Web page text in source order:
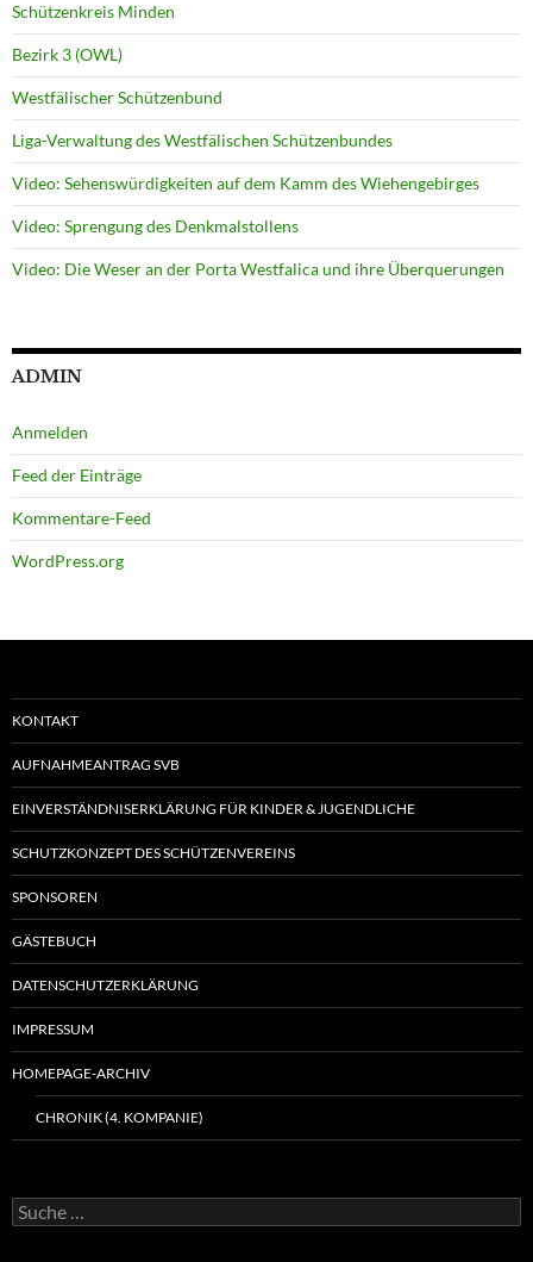
Schützenkreis Minden
Bezirk 3 (OWL)
Westfälischer Schützenbund
Liga-Verwaltung des Westfälischen Schützenbundes
Video: Sehenswürdigkeiten auf dem Kamm des Wiehengebirges
Video: Sprengung des Denkmalstollens
Video: Die Weser an der Porta Westfalica und ihre Überquerungen
ADMIN
Anmelden
Feed der Einträge
Kommentare-Feed
WordPress.org
KONTAKT
AUFNAHMEANTRAG SVB
EINVERSTÄNDNISERKLÄRUNG FÜR KINDER & JUGENDLICHE
SCHUTZKONZEPT DES SCHÜTZENVEREINS
SPONSOREN
GÄSTEBUCH
DATENSCHUTZERKLÄRUNG
IMPRESSUM
HOMEPAGE-ARCHIV
CHRONIK (4. KOMPANIE)
Suche
nach: